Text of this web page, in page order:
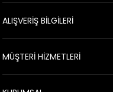
ALIŞVERİŞ BİLGİLERİ
MÜŞTERİ HİZMETLERİ